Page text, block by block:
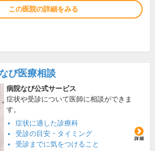
この医院の詳細をみる
び医療相談
病院なび公式サービス
症状や受診について医師に相談ができま
す。
症状に適した診療科
受診の目安・タイミング
受診までに気をつけること